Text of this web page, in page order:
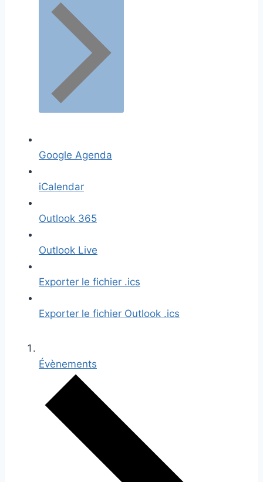
Google Agenda
iCalendar
Outlook 365
Outlook Live
Exporter le fichier .ics
Exporter le fichier Outlook .ics
Évènements